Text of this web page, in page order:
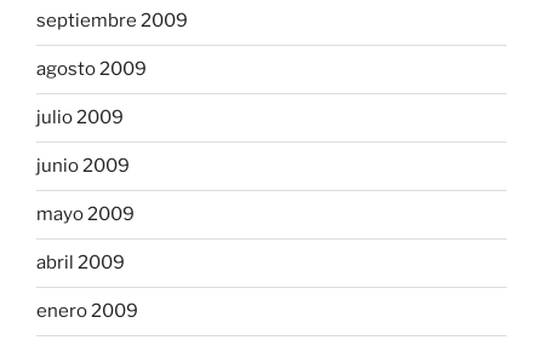
septiembre 2009
agosto 2009
julio 2009
junio 2009
mayo 2009
abril 2009
enero 2009